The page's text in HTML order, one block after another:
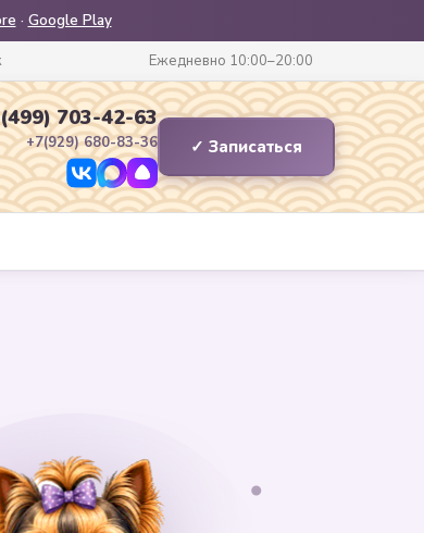
· Google Play
Ежедневно 10:00–20:00
703-42-63
+7(929) 680-83-36 ✓ Записаться